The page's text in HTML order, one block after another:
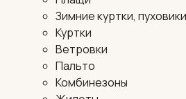
Зимние куртки, пуховики
Куртки
Ветровки
Пальто
Комбинезоны